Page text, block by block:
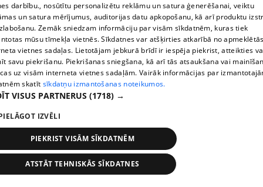
pirms 2 nedēļām, 6 dienām
Magone sarūpē īpašu dāvanu savai draudzenei
Evitai
darbību., nosūtītu personalizētu reklāmu un satura ģenerēšanai, veiktu
un satura mērījumus, auditorijas datu apkopošanu, kā arī produktu
Zemāk sniedzam informāciju par visām sīkdatnēm, kuras tiek
mūsu tīmekļa vietnēs. Sīkdatnes var atšķirties atkarībā no
vietnes sadaļas. Lietotājam jebkurā brīdī ir iespēja piekrist, atteikties
savu piekrišanu. Piekrišanas sniegšana, kā arī tās atsaukšana vai
uz visām interneta vietnes sadaļām. Vairāk informācijas par
skatīt sīkdatņu izmantošanas noteikumos.
VISUS PARTNERUS (1718) →
IZVĒLI
PIEKRIST VISĀM SĪKDATNĒM
ATSTĀT TEHNISKĀS SĪKDATNES